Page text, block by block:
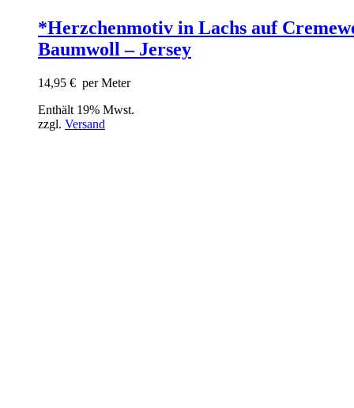
*Herzchenmotiv in Lachs auf
Baumwoll – Jersey
14,95 € per Meter
Enthält 19% Mwst.
zzgl. Versand